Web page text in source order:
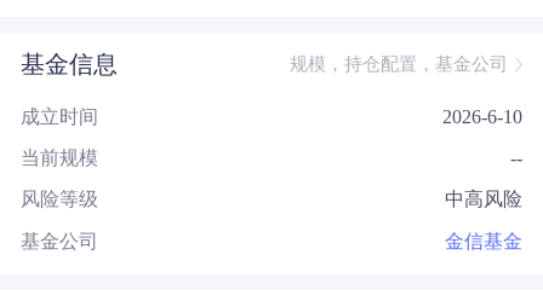
近三年 0.00 % --/--
近五年 --/--
成立以来 --/--
基金信息 规模，持仓配置，基金公司
成立时间 2026-6-10
当前规模 --
风险等级 中高风险
基金公司 金信基金